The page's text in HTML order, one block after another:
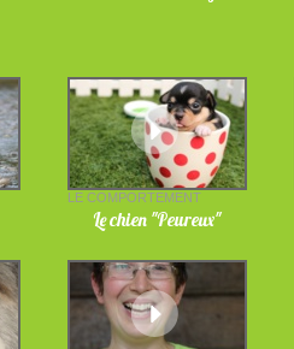
LE COMPORTEMENT
Le chien "Peureux"